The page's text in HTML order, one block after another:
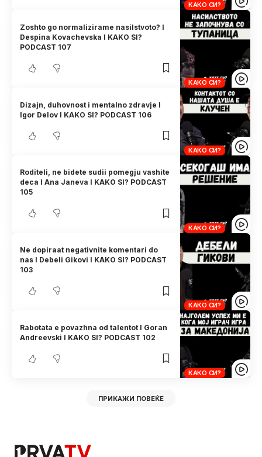
КАКО СИ?
КАКО СИ?
Zoshto go normalizirame nasilstvoto? I
Despina Kovachevska I KAKO SI?
PODCAST 107
КАКО СИ?
Dizajn, duhovnost i mentalno zdravje I
Igor Delov I KAKO SI? PODCAST 106
КАКО СИ?
Roditeli, ne bidete sudii pomegju vashite
deca I Ana Janeva I KAKO SI? PODCAST
105
КАКО СИ?
Ne dopiraat negativnite komentari do
nas I Debeli Gikovi I KAKO SI? PODCAST
103
КАКО СИ?
Rabotata e povazhna od talentot I Goran
Andreevski I KAKO SI? PODCAST 102
ПРИКАЖИ ПОВЕЌЕ